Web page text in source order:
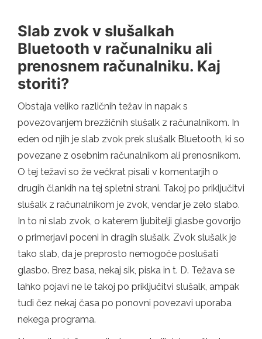
Slab zvok v slušalkah
Bluetooth v računalniku ali
prenosnem računalniku. Kaj
storiti?
Obstaja veliko različnih težav in napak s
povezovanjem brezžičnih slušalk z računalnikom. In
eden od njih je slab zvok prek slušalk Bluetooth, ki so
povezane z osebnim računalnikom ali prenosnikom.
O tej težavi so že večkrat pisali v komentarjih o
drugih člankih na tej spletni strani. Takoj po priključitvi
slušalk z računalnikom je zvok, vendar je zelo slabo.
In to ni slab zvok, o katerem ljubitelji glasbe govorijo
o primerjavi poceni in dragih slušalk. Zvok slušalk je
tako slab, da je preprosto nemogoče poslušati
glasbo. Brez basa, nekaj sik, piska in t. D. Težava se
lahko pojavi ne le takoj po priključitvi slušalk, ampak
tudi čez nekaj časa po ponovni povezavi uporaba
nekega programa.